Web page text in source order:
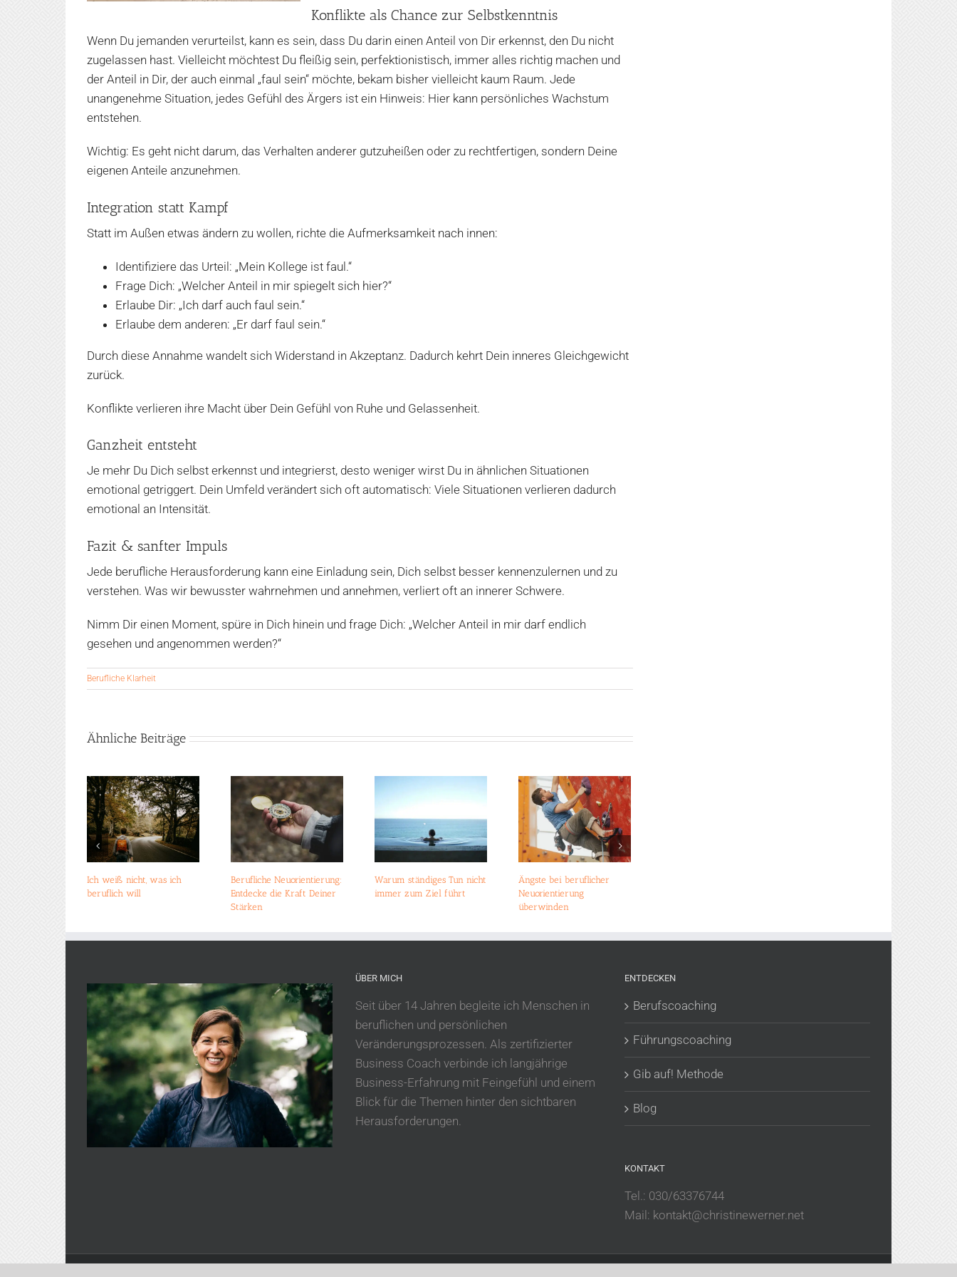
Konflikte als Chance zur Selbstkenntnis
Wenn Du jemanden verurteilst, kann es sein, dass Du darin einen Anteil von Dir erkennst, den Du nicht
zugelassen hast. Vielleicht möchtest Du fleißig sein, perfektionistisch, immer alles richtig machen und
der Anteil in Dir, der auch einmal „faul sein“ möchte, bekam bisher vielleicht kaum Raum. Jede
unangenehme Situation, jedes Gefühl des Ärgers ist ein Hinweis: Hier kann persönliches Wachstum
entstehen.
Wichtig: Es geht nicht darum, das Verhalten anderer gutzuheißen oder zu rechtfertigen, sondern Deine
eigenen Anteile anzunehmen.
Integration statt Kampf
Statt im Außen etwas ändern zu wollen, richte die Aufmerksamkeit nach innen:
Identifiziere das Urteil: „Mein Kollege ist faul.“
Frage Dich: „Welcher Anteil in mir spiegelt sich hier?“
Erlaube Dir: „Ich darf auch faul sein.“
Erlaube dem anderen: „Er darf faul sein.“
Durch diese Annahme wandelt sich Widerstand in Akzeptanz. Dadurch kehrt Dein inneres Gleichgewicht
zurück.
Konflikte verlieren ihre Macht über Dein Gefühl von Ruhe und Gelassenheit.
Ganzheit entsteht
Je mehr Du Dich selbst erkennst und integrierst, desto weniger wirst Du in ähnlichen Situationen
emotional getriggert. Dein Umfeld verändert sich oft automatisch: Viele Situationen verlieren dadurch
emotional an Intensität.
Fazit & sanfter Impuls
Jede berufliche Herausforderung kann eine Einladung sein, Dich selbst besser kennenzulernen und zu
verstehen. Was wir bewusster wahrnehmen und annehmen, verliert oft an innerer Schwere.
Nimm Dir einen Moment, spüre in Dich hinein und frage Dich: „Welcher Anteil in mir darf endlich
gesehen und angenommen werden?“
Berufliche Klarheit
Ähnliche Beiträge
Ich weiß nicht, was ich
beruflich will
Berufliche Neuorientierung:
Entdecke die Kraft Deiner
Stärken
Warum ständiges Tun nicht
immer zum Ziel führt
Ängste bei beruflicher
Neuorientierung
überwinden
ÜBER MICH
Seit über 14 Jahren begleite ich Menschen in
beruflichen und persönlichen
Veränderungsprozessen. Als zertifizierter
Business Coach verbinde ich langjährige
Business-Erfahrung mit Feingefühl und einem
Blick für die Themen hinter den sichtbaren
Herausforderungen.
ENTDECKEN
Berufscoaching
Führungscoaching
Gib auf! Methode
Blog
KONTAKT
Tel.: 030/63376744
Mail: kontakt@christinewerner.net